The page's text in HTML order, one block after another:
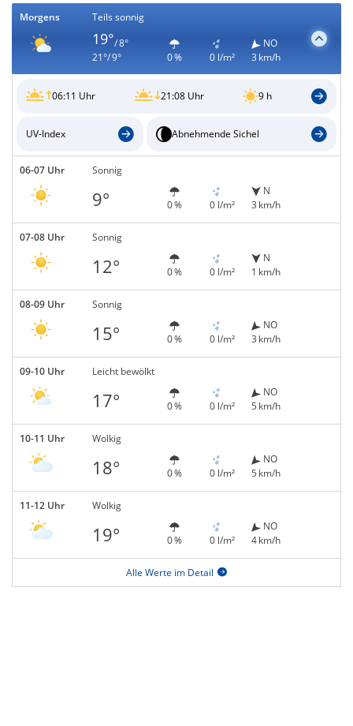
Morgens Teils sonnig
19°/ 8°
21°/ 9°
0 % 0 l/m²
NO
3 km/h
06:11 Uhr 21:08 Uhr 9 h
UV-Index Abnehmende Sichel
06-07 Uhr Sonnig
9° 0 % 0 l/m²
N
3 km/h
07-08 Uhr Sonnig
12° 0 % 0 l/m²
N
1 km/h
08-09 Uhr Sonnig
15° 0 % 0 l/m²
NO
3 km/h
09-10 Uhr Leicht bewölkt
17° 0 % 0 l/m²
NO
5 km/h
10-11 Uhr Wolkig
18° 0 % 0 l/m²
NO
5 km/h
11-12 Uhr Wolkig
19° 0 % 0 l/m²
NO
4 km/h
Alle Werte im Detail